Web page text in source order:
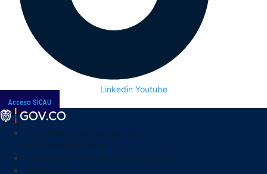
Linkedin Youtube
Acceso SICAU